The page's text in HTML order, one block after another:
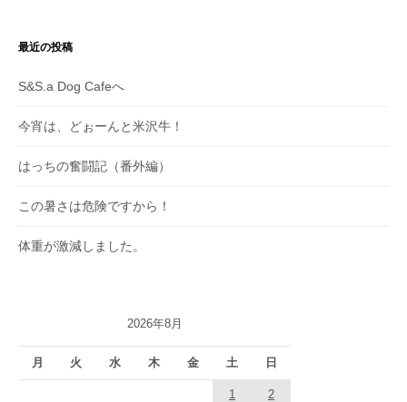
最近の投稿
S&S.a Dog Cafeへ
今宵は、どぉーんと米沢牛！
はっちの奮闘記（番外編）
この暑さは危険ですから！
体重が激減しました。
2026年8月
月 火 水 木 金 土 日
1 2